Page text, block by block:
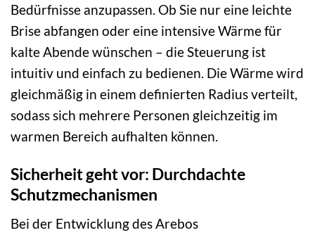
Bedürfnisse anzupassen. Ob Sie nur eine leichte
Brise abfangen oder eine intensive Wärme für
kalte Abende wünschen – die Steuerung ist
intuitiv und einfach zu bedienen. Die Wärme wird
gleichmäßig in einem definierten Radius verteilt,
sodass sich mehrere Personen gleichzeitig im
warmen Bereich aufhalten können.
Sicherheit geht vor: Durchdachte
Schutzmechanismen
Bei der Entwicklung des Arebos